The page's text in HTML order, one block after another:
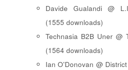
Davide Gualandi @
(1555 downloads)
Technasia B2B Uner @
(1564 downloads)
Ian O'Donovan @